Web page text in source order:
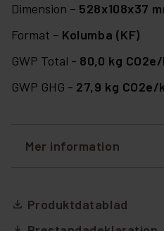
Dimension – 528x108x37
Format – Kolumba (KF)
GWP Total - 80,0 kg
GWP GHG - 27,9 kg
Mer information
file_download Produktdatablad